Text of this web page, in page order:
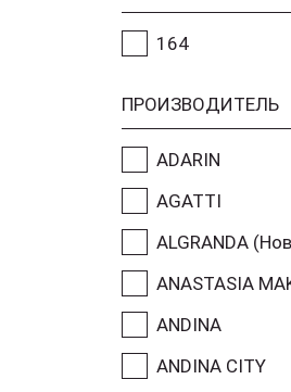
164
ПРОИЗВОДИТЕЛЬ
ADARIN
AGATTI
ALGRANDA
ANASTASIA
ANDINA
ANDINA CITY